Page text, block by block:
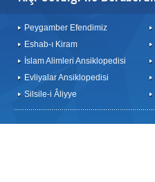
Peygamber Efendimiz
Eshab-ı Kiram
İslam Alimleri Ansiklopedisi
Evliyalar Ansiklopedisi
Silsile-i Âliyye